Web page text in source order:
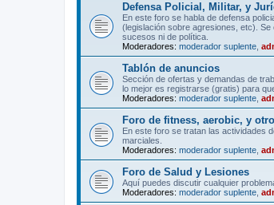
Defensa Policial, Militar, y
En este foro se habla de defensa
(legislación sobre agresiones, etc).
sucesos ni de política.
Moderadores: moderador suplente
Tablón de anuncios
Sección de ofertas y demandas de
lo mejor es registrarse (gratis) para
Moderadores: moderador suplente
Foro de fitness, aerobic, y
En este foro se tratan las actividades
marciales.
Moderadores: moderador suplente
Foro de Salud y Lesiones
Aquí puedes discutir cualquier
Moderadores: moderador suplente